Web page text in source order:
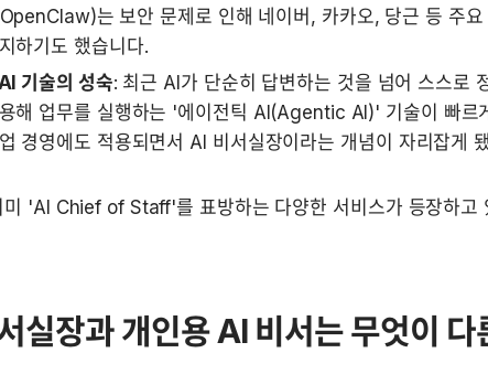
는 보안 문제로 인해 네이버, 카카오, 당근 등 주요
하기도 했습니다.
기술의 성숙: 최근 AI가 단순히 답변하는 것을 넘어 스스로
해 업무를 실행하는 '에이전틱 AI(Agentic AI)' 기술이 빠르
경영에도 적용되면서 AI 비서실장이라는 개념이 자리잡게
미 'AI Chief of Staff'를 표방하는 다양한 서비스가 등장하고
실장과 개인용 AI 비서는 무엇이 다